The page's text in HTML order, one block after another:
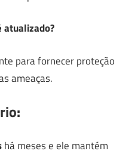
atualizado?
para fornecer proteção
ameaças.
há meses e ele mantém